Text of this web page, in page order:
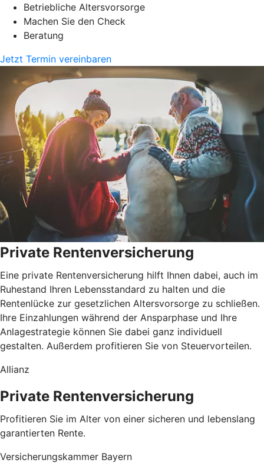
Betriebliche Altersvorsorge
Machen Sie den Check
Beratung
Jetzt Termin vereinbaren
Private Rentenversicherung
Eine private Rentenversicherung hilft Ihnen dabei, auch im
Ruhestand Ihren Lebensstandard zu halten und die
Rentenlücke zur gesetzlichen Altersvorsorge zu schließen.
Ihre Einzahlungen während der Ansparphase und Ihre
Anlagestrategie können Sie dabei ganz individuell
gestalten. Außerdem profitieren Sie von Steuervorteilen.
Allianz
Private Rentenversicherung
Profitieren Sie im Alter von einer sicheren und lebenslang
garantierten Rente.
Versicherungskammer Bayern